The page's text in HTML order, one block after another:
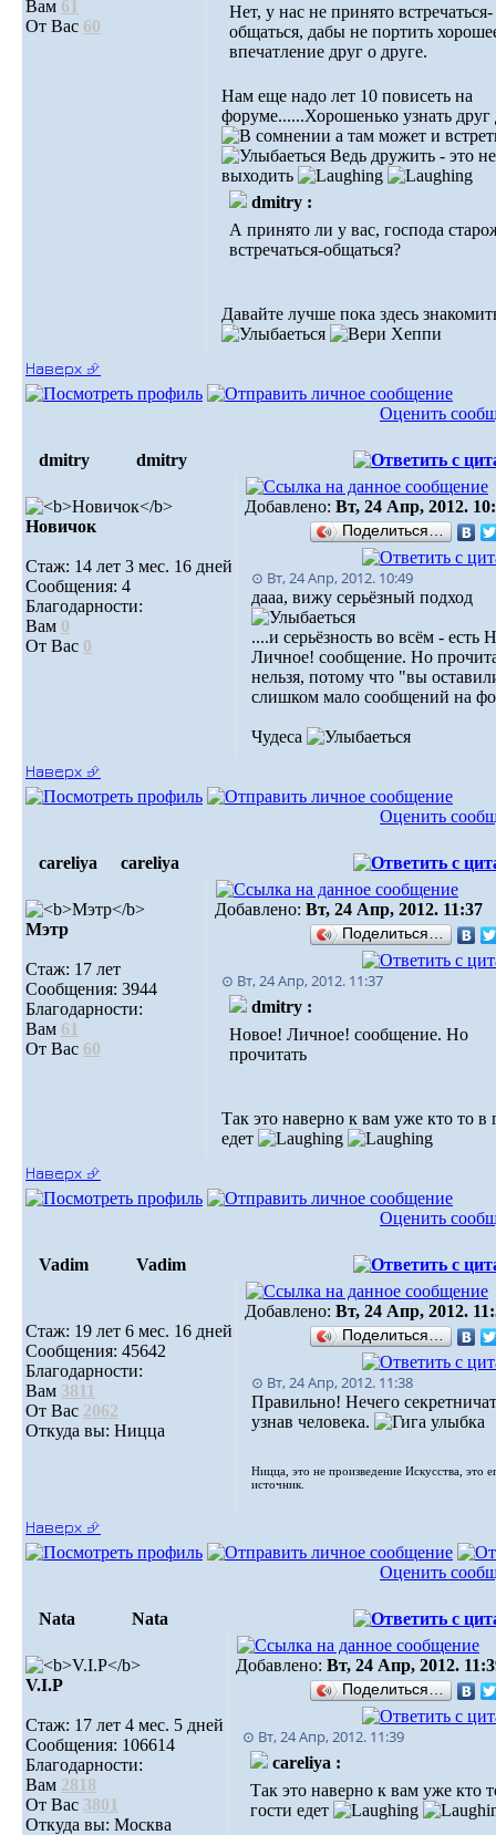
Вам 61
От Вас 60
Нет, у нас не принято встречаться-
общаться, дабы не портить
впечатление друг о друге.
Нам еще надо лет 10 повисеть на
форуме......Хорошенько узнать друг
а там может и
Ведь дружить - это
выходить
dmitry :
А принято ли у вас, господа
встречаться-общаться?
Давайте лучше пока здесь
Наверх ⮵
Оценить
dmitry dmitry
Новичок
Стаж: 14 лет 3 мес. 16 дней
Сообщения: 4
Благодарности:
Вам 0
От Вас 0
Добавлено: Вт, 24 Апр, 2012.
Поделиться…
⊙ Вт, 24 Апр, 2012. 10:49
дааа, вижу серьёзный подход
....и серьёзность во всём - есть
Личное! сообщение. Но
нельзя, потому что "вы
слишком мало сообщений на
Чудеса
Наверх ⮵
Оценить
careliya careliya
Мэтр
Стаж: 17 лет
Сообщения: 3944
Благодарности:
Вам 61
От Вас 60
Добавлено: Вт, 24 Апр, 2012. 11:37
Поделиться…
⊙ Вт, 24 Апр, 2012. 11:37
dmitry :
Новое! Личное! сообщение. Но
прочитать
Так это наверно к вам уже кто то в
едет
Наверх ⮵
Оценить
Vadim Vadim
Стаж: 19 лет 6 мес. 16 дней
Сообщения: 45642
Благодарности:
Вам 3811
От Вас 2062
Откуда вы: Ницца
Добавлено: Вт, 24 Апр, 2012.
Поделиться…
⊙ Вт, 24 Апр, 2012. 11:38
Правильно! Нечего
узнав человека.
Ницца, это не произведение Искусства, это
источник.
Наверх ⮵
Оценить
Nata Nata
V.I.Р
Стаж: 17 лет 4 мес. 5 дней
Сообщения: 106614
Благодарности:
Вам 2818
От Вас 3801
Откуда вы: Москва
Добавлено: Вт, 24 Апр, 2012.
Поделиться…
⊙ Вт, 24 Апр, 2012. 11:39
careliya :
Так это наверно к вам уже кто
гости едет